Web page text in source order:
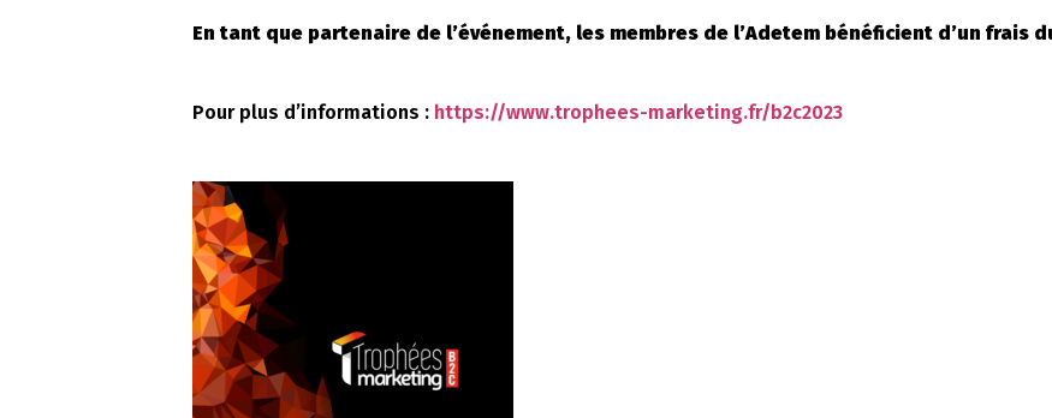
En tant que partenaire de l’événement, les membres de l’Adetem bénéficient d’un frais
Pour plus d’informations : https://www.trophees-marketing.fr/b2c2023